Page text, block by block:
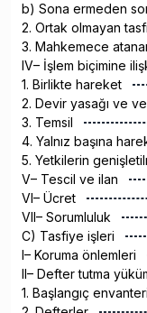
b) Sona ermeden
2. Ortak olmayan
3. Mahkemece
IV– İşlem biçimine
1. Birlikte hareket
2. Devir yasağı ve
3. Temsil
4. Yalnız başına
5. Yetkilerin
V– Tescil ve ilan
VI– Ücret
VII– Sorumluluk
C) Tasfiye işleri
I– Koruma önlemleri
II– Defter tutma
1. Başlangıç